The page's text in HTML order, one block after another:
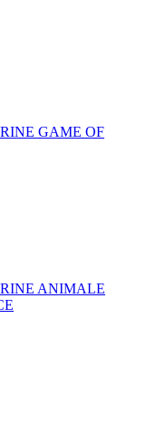
GAME OF
ANIMALE